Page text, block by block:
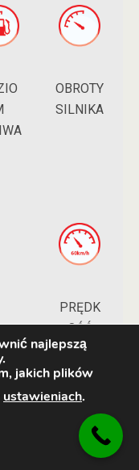
OBROTY
SILNIKA
PRĘDK
OŚĆ
POJAZ
DU
najlepszą
jakich plików
ustawieniach.